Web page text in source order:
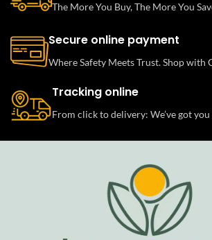
The More You Buy, The More You
Secure online payment
Where Safety Meets Trust. Shop with
Tracking online
From click to delivery: We’ve got